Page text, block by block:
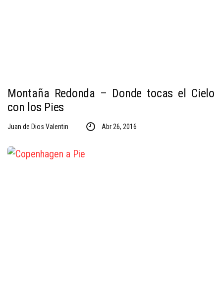
Montaña Redonda – Donde tocas el Cielo
con los Pies
Juan de Dios Valentin Abr 26, 2016